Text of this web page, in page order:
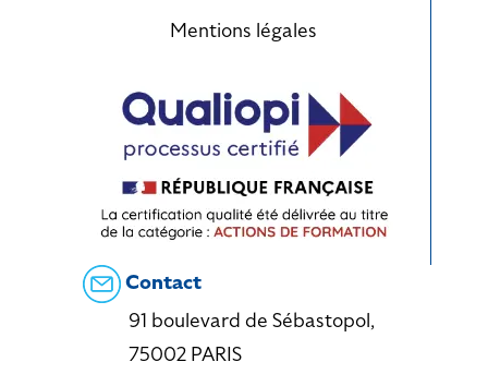
Mentions légales
Contact
91 boulevard de Sébastopol,
75002 PARIS